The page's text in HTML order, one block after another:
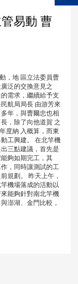
易動 曹
，地 區立法委員曹
泛的交換意見之
需求，繼續給予支
航局局長 由游芳來
年，與曹爾忠也相
，除了向他道賀 之
度納 入概算，而東
工興建。 在北竿機
三點建議，首先是
夠如期完工，其
，同時讓測試的工
規劃。 昨天上午，
機場落成的活動以
能夠針對南北竿機
澎湖、金門比較，